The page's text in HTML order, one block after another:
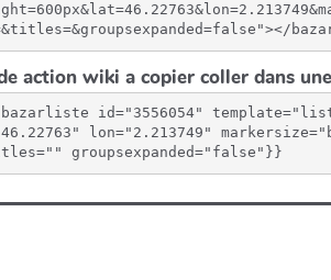
action wiki a copier coller dans
id="3556054"
lon="2.213749"
groupsexpanded="false"}}